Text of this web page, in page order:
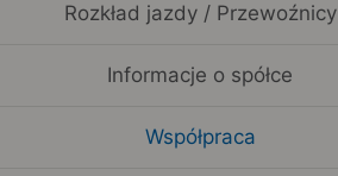
Rozkład jazdy / Przewoźnicy
Informacje o spółce
Współpraca